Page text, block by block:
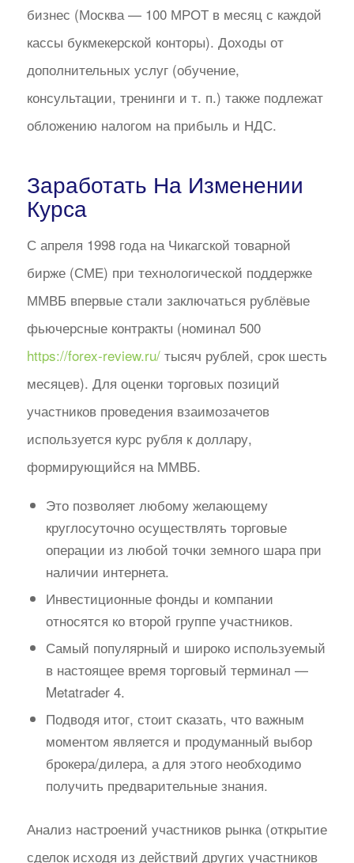
бизнес (Москва — 100 МРОТ в месяц с каждой
кассы букмекерской конторы). Доходы от
дополнительных услуг (обучение,
консультации, тренинги и т. п.) также подлежат
обложению налогом на прибыль и НДС.
Заработать На Изменении
Курса
С апреля 1998 года на Чикагской товарной
бирже (СМЕ) при технологической поддержке
ММВБ впервые стали заключаться рублёвые
фьючерсные контракты (номинал 500
https://forex-review.ru/тысяч рублей, срок шесть
месяцев). Для оценки торговых позиций
участников проведения взаимозачетов
используется курс рубля к доллару,
формирующийся на ММВБ.
Это позволяет любому желающему
круглосуточно осуществлять торговые
операции из любой точки земного шара при
наличии интернета.
Инвестиционные фонды и компании
относятся ко второй группе участников.
Самый популярный и широко используемый
в настоящее время торговый терминал —
Metatrader 4.
Подводя итог, стоит сказать, что важным
моментом является и продуманный выбор
брокера/дилера, а для этого необходимо
получить предварительные знания.
Анализ настроений участников рынка (открытие
сделок исходя из действий других участников